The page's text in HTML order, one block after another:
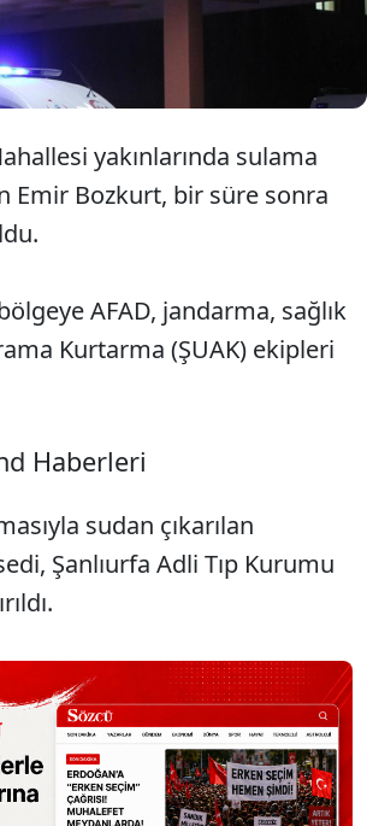
yakınlarında sulama
Emir Bozkurt, bir süre sonra
AFAD, jandarma, sağlık
Kurtarma (ŞUAK) ekipleri
Haberleri
sudan çıkarılan
Şanlıurfa Adli Tıp Kurumu